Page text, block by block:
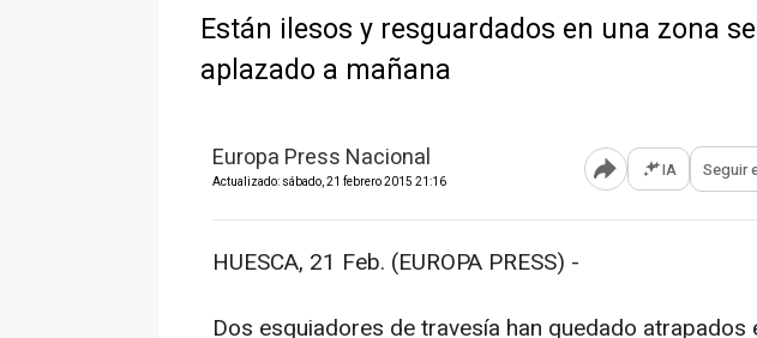
Están ilesos y resguardados en una zona
aplazado a mañana
Europa Press Nacional
Actualizado: sábado, 21 febrero 2015 21:16 Abrir opciones para
IA Seguir
HUESCA, 21 Feb. (EUROPA PRESS) -
Dos esquiadores de travesía han quedado atrapados